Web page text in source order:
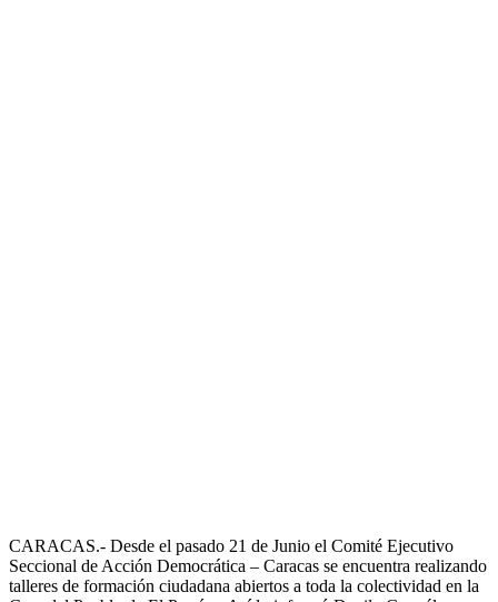
CARACAS.- Desde el pasado 21 de Junio el Comité Ejecutivo
Seccional de Acción Democrática – Caracas se encuentra realizando
talleres de formación ciudadana abiertos a toda la colectividad en la